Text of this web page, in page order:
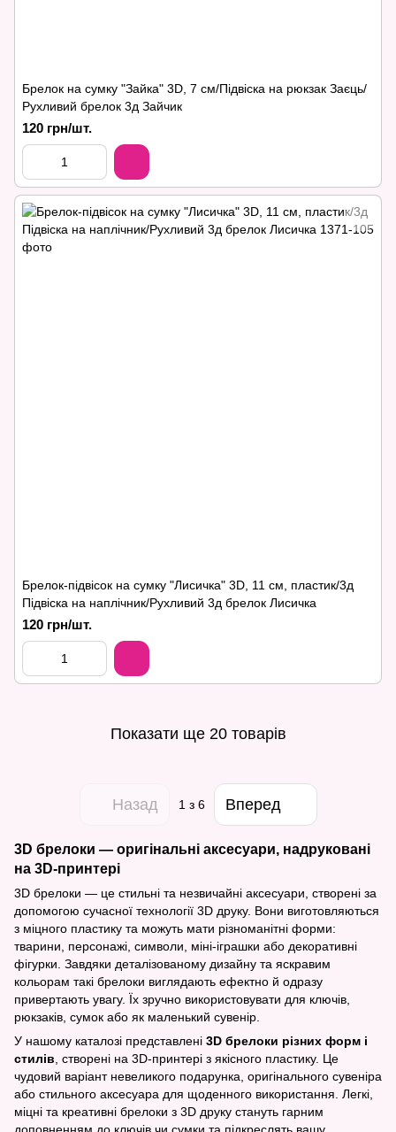
Брелок на сумку "Зайка" 3D, 7 см/Підвіска на рюкзак Заєць/
Рухливий брелок 3д Зайчик
120 грн/шт.
Брелок-підвісок на сумку "Лисичка" 3D, 11 см, пластик/3д
Підвіска на наплічник/Рухливий 3д брелок Лисичка
120 грн/шт.
Показати ще 20 товарів
Назад 1 з 6 Вперед
3D брелоки — оригінальні аксесуари, надруковані
на 3D-принтері
3D брелоки — це стильні та незвичайні аксесуари, створені за
допомогою сучасної технології 3D друку. Вони виготовляються
з міцного пластику та можуть мати різноманітні форми:
тварини, персонажі, символи, міні-іграшки або декоративні
фігурки. Завдяки деталізованому дизайну та яскравим
кольорам такі брелоки виглядають ефектно й одразу
привертають увагу. Їх зручно використовувати для ключів,
рюкзаків, сумок або як маленький сувенір.
У нашому каталозі представлені 3D брелоки різних форм і
стилів , створені на 3D-принтері з якісного пластику. Це
чудовий варіант невеликого подарунка, оригінального сувеніра
або стильного аксесуара для щоденного використання. Легкі,
міцні та креативні брелоки з 3D друку стануть гарним